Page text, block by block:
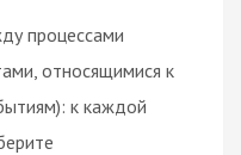
процессами
относящимися к
к каждой